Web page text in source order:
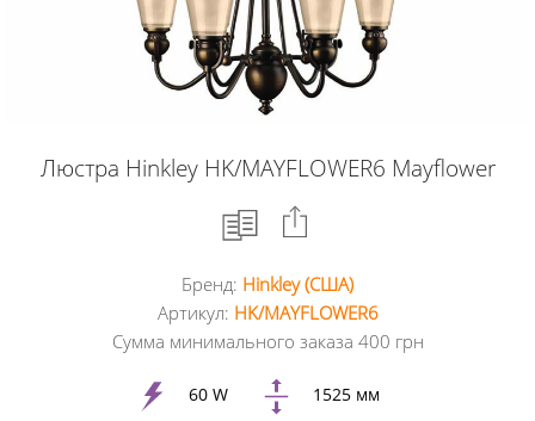
Люстра Hinkley HK/MAYFLOWER6 Mayflower
Facebook
Бренд: Hinkley (США)
Артикул: HK/MAYFLOWER6
Сумма минимального заказа 400 грн
60 W 1525 мм